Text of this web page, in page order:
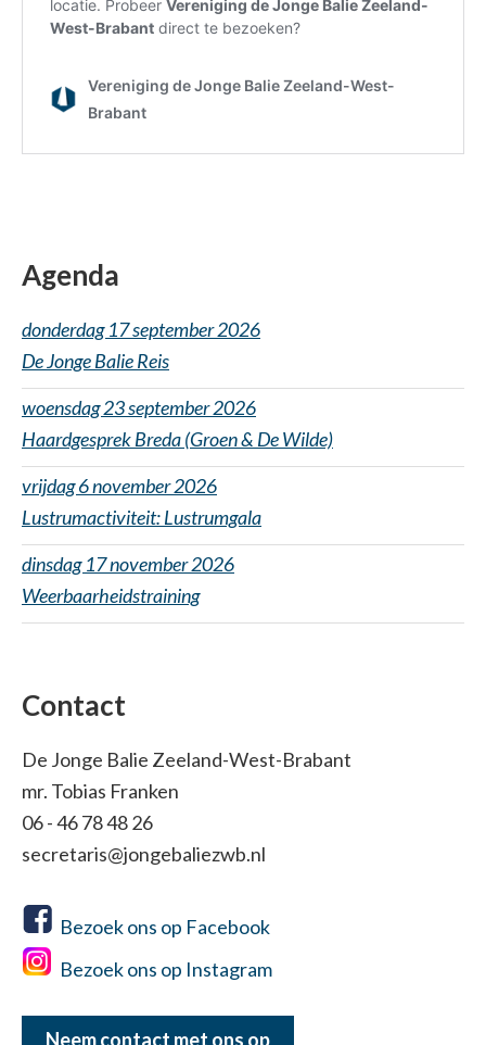
Agenda
donderdag 17 september 2026
De Jonge Balie Reis
woensdag 23 september 2026
Haardgesprek Breda (Groen & De Wilde)
vrijdag 6 november 2026
Lustrumactiviteit: Lustrumgala
dinsdag 17 november 2026
Weerbaarheidstraining
Contact
De Jonge Balie Zeeland-West-Brabant
mr. Tobias Franken
06 - 46 78 48 26
secretaris@jongebaliezwb.nl
Bezoek ons op Facebook
Bezoek ons op Instagram
Neem contact met ons op